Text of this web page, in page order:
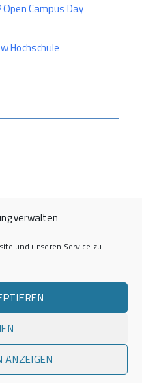
verwalten
und unseren Service zu
ANZEIGEN
Campus Day
Hochschule
Impressum